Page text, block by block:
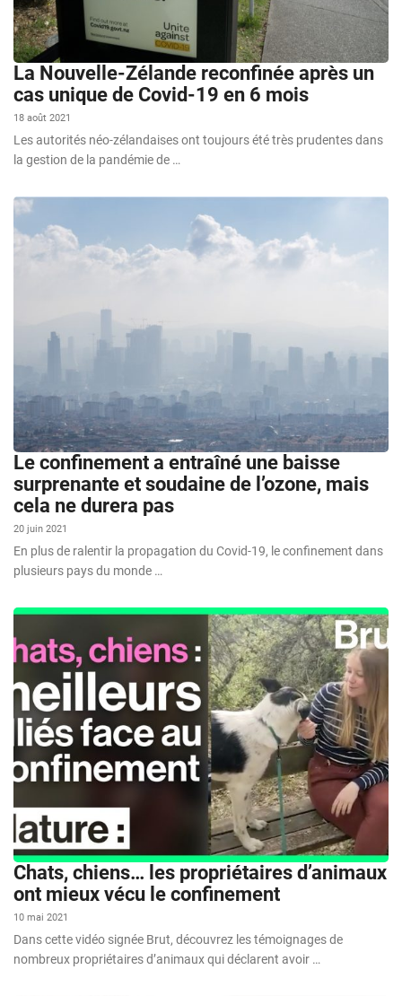
La Nouvelle-Zélande reconfinée après un
cas unique de Covid-19 en 6 mois
18 août 2021
Les autorités néo-zélandaises ont toujours été très prudentes dans
la gestion de la pandémie de …
Le confinement a entraîné une baisse
surprenante et soudaine de l’ozone, mais
cela ne durera pas
20 juin 2021
En plus de ralentir la propagation du Covid-19, le confinement dans
plusieurs pays du monde …
Chats, chiens… les propriétaires d’animaux
ont mieux vécu le confinement
10 mai 2021
Dans cette vidéo signée Brut, découvrez les témoignages de
nombreux propriétaires d’animaux qui déclarent avoir …